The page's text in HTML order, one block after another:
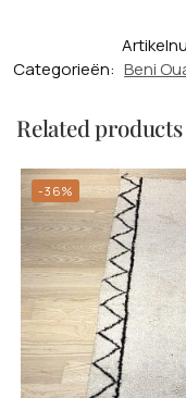
Categorieën: Beni
Related products
-36%